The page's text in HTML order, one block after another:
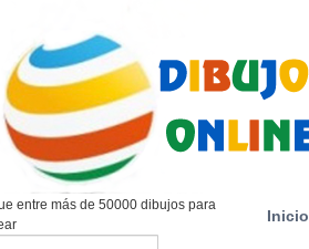
Inicio
entre más de 50000 dibujos para